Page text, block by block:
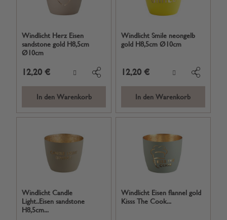
Windlicht Herz Eisen
sandstone gold H8,5cm
Ø10cm
12,20 €
In den Warenkorb
Windlicht Smile neongelb
gold H8,5cm Ø10cm
12,20 €
In den Warenkorb
Windlicht Candle
Light..Eisen sandstone
H8,5cm...
Windlicht Eisen flannel gold
Kisss The Cook...